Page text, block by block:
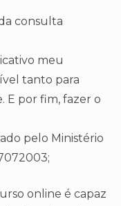
consulta
meu
tanto para
E por fim, fazer o
pelo Ministério
online é capaz